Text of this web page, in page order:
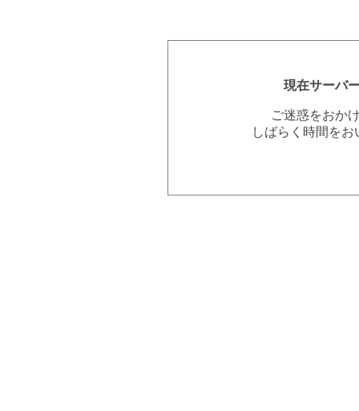
現在サーバ
ご迷惑をおか
しばらく時間を